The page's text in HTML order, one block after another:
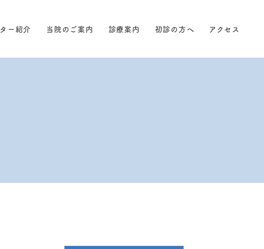
ー紹介 当院のご案内 診療案内 初診の方へ アクセス